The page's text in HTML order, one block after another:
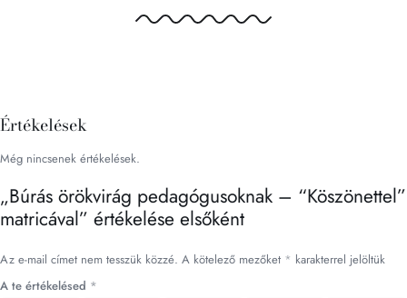
Értékelések
Még nincsenek értékelések.
„Búrás örökvirág pedagógusoknak – “Köszönettel”
matricával” értékelése elsőként
Az e-mail címet nem tesszük közzé. A kötelező mezőket * karakterrel jelöltük
A te értékelésed *